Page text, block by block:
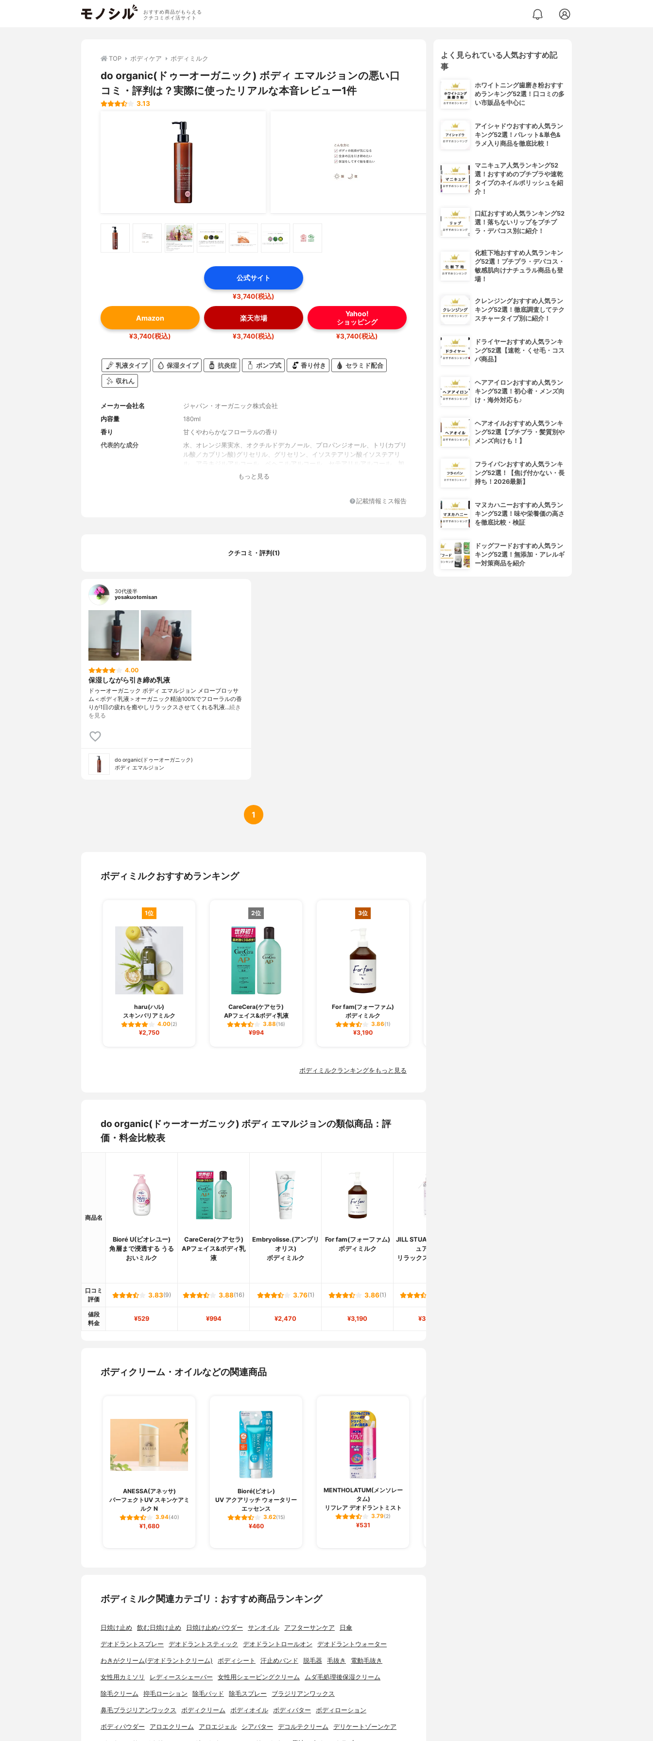
おすすめ商品がもらえる
クチコミポイ活サイト
TOP ボディケア ボディミルク
do organic(ドゥーオーガニック) ボディ エマルジョンの悪い口
コミ・評判は？実際に使ったリアルな本音レビュー1件
3.13
公式サイト
¥3,740(税込)
Amazon
¥3,740(税込)
楽天市場
¥3,740(税込)
Yahoo!
ショッピング
¥3,740(税込)
乳液タイプ 保湿タイプ 抗炎症 ポンプ式 香り付き セラミド配合
収れん
メーカー会社名
ジャパン・オーガニック株式会社
内容量
180ml
香り
甘くやわらかなフローラルの香り
代表的な成分
水、オレンジ果実水、オクチルドデカノール、プロパンジオール、トリ(カプリ
ル酸／カプリン酸)グリセリル、グリセリン、イソステアリン酸イソステアリ
ル、アラキジルアルコール、ベヘニルアルコール、セテアリルアルコール、加
水分解コメヌカエキス、加水分解コメエキス、サリックスニグラ樹皮エキス、
ル、キサンタンガム、スクレロチウムガム、アラキルグルコシド、ラウリン酸
もっと見る
記載情報ミス報告
クチコミ・評判(1)
30代後半
yosakuotomisan
4.00
保湿しながら引き締め乳液
ドゥーオーガニック ボディ エマルジョン メローブロッサ
ム＜ボディ乳液＞オーガニック精油100%でフローラルの香
りが1日の疲れを癒やしリラックスさせてくれる乳液…続き
を見る
do organic(ドゥーオーガニック)
ボディ エマルジョン
1
ボディミルクおすすめランキング
1位
haru(ハル)
スキンバリアミルク
4.00(2)
¥2,750
2位
CareCera(ケアセラ)
APフェイス&ボディ乳液
3.88(16)
¥994
3位
For fam(フォーファム)
ボディミルク
3.86(1)
¥3,190
ボディミルクランキングをもっと見る
do organic(ドゥーオーガニック) ボディ エマルジョンの類似商品：評
価・料金比較表
商品名
Bioré U(ビオレユー)
角層まで浸透する うる
おいミルク
CareCera(ケアセラ)
APフェイス&ボディ乳
液
Embryolisse.(アンブリ
オリス)
ボディミルク
For fam(フォーファム)
ボディミルク
JILL STUART(ジルスチ
ュアート)
リラックス ボディミル
口コミ
評価
3.83(9) 3.88(16) 3.76(1) 3.86(1)
値段
料金
¥529 ¥994 ¥2,470 ¥3,190 ¥3,300
ボディクリーム・オイルなどの関連商品
ANESSA(アネッサ)
パーフェクトUV スキンケアミ
ルク N
3.94(40)
¥1,680
Bioré(ビオレ)
UV アクアリッチ ウォータリー
エッセンス
3.62(15)
¥460
MENTHOLATUM(メンソレー
タム)
リフレア デオドラントミスト
3.79(2)
¥531
ボディミルク関連カテゴリ：おすすめ商品ランキング
日焼け止め 飲む日焼け止め 日焼け止めパウダー サンオイル アフターサンケア 日傘
デオドラントスプレー デオドラントスティック デオドラントロールオン デオドラントウォーター
わきがクリーム(デオドラントクリーム) ボディシート 汗止めバンド 脱毛器 毛抜き 電動毛抜き
女性用カミソリ レディースシェーバー 女性用シェービングクリーム ムダ毛処理後保湿クリーム
除毛クリーム 抑毛ローション 除毛パッド 除毛スプレー ブラジリアンワックス
鼻毛ブラジリアンワックス ボディクリーム ボディオイル ボディバター ボディローション
ボディパウダー アロエクリーム アロエジェル シアバター デコルテクリーム デリケートゾーンケア
よく見られている人気おすすめ記
事
ホワイトニング歯磨き粉おすす
めランキング52選！口コミの多
い市販品を中心に
アイシャドウおすすめ人気ラン
キング52選！パレット&単色&
ラメ入り商品を徹底比較！
マニキュア人気ランキング52
選！おすすめのプチプラや速乾
タイプのネイルポリッシュを紹
介！
口紅おすすめ人気ランキング52
選！落ちないリップをプチプ
ラ・デパコス別に紹介！
化粧下地おすすめ人気ランキン
グ52選！プチプラ・デパコス・
敏感肌向けナチュラル商品も登
場！
クレンジングおすすめ人気ラン
キング52選！徹底調査してテク
スチャータイプ別に紹介！
ドライヤーおすすめ人気ランキ
ング52選【速乾・くせ毛・コス
パ商品】
ヘアアイロンおすすめ人気ラン
キング52選！初心者・メンズ向
け・海外対応も♪
ヘアオイルおすすめ人気ランキ
ング52選【プチプラ・髪質別や
メンズ向けも！】
フライパンおすすめ人気ランキ
ング52選！【焦げ付かない・長
持ち！2026最新】
マヌカハニーおすすめ人気ラン
キング52選！味や栄養価の高さ
を徹底比較・検証
ドッグフードおすすめ人気ラン
キング52選！無添加・アレルギ
ー対策商品を紹介